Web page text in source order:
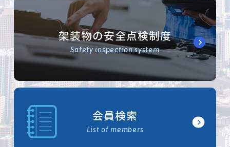
架装物の安全点検制度
Safety inspection system
会員検索
List of members